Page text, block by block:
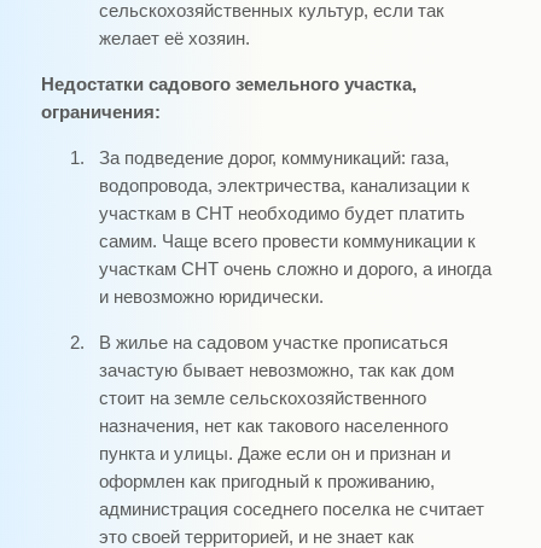
сельскохозяйственных культур, если так
желает её хозяин.
Недостатки садового земельного участка,
ограничения:
1.
За подведение дорог, коммуникаций: газа,
водопровода, электричества, канализации к
участкам в СНТ необходимо будет платить
самим. Чаще всего провести коммуникации к
участкам СНТ очень сложно и дорого, а иногда
и невозможно юридически.
2.
В жилье на садовом участке прописаться
зачастую бывает невозможно, так как дом
стоит на земле сельскохозяйственного
назначения, нет как такового населенного
пункта и улицы. Даже если он и признан и
оформлен как пригодный к проживанию,
администрация соседнего поселка не считает
это своей территорией, и не знает как